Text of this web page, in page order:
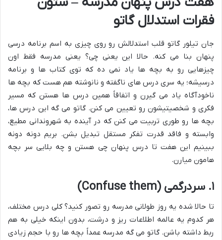
فقرات استدلال گاتو
جان تیلور گاتو قلب استدلالش رو روی چیزی به اسم برنامه درسی
پنهان بنا می کنه. حالا این یعنی چی؟ یعنی مدرسه فقط اون
چیزهایی رو به بچه ها یاد نمی ده که توی کتاب ها و برنامه
درسیشه؛ یه سری درس های ناگفته و نانوشته هم هست که بچه ها
ناخودآگاه یاد می گیرن و اتفاقاً همین درس ها هستن که مسیر
فکری و شخصیتیشون رو تعیین می کنن. گاتو می گه این درس ها،
بچه ها رو طوری تربیت می کنن که در آینده به شهروندانی مطیع،
وابسته و فاقد قدرت تفکر مستقل تبدیل بشن. بریم دونه دونه
ببینیم این هفت تا درس پنهان چی هستن و چه بلایی سر بچه
هامون میارن.
۱. سردرگمی (Confuse them)
تا حالا شده یه روز طولانی مدرسه رو تصور کنید؟ کلی درس مختلف،
هر کدوم یه عالمه اطلاعات ریز و درشت، بدون اینکه خیلی به هم
ربط داشته باشن. گاتو می گه مدرسه عمداً بچه ها رو با حجم زیادی